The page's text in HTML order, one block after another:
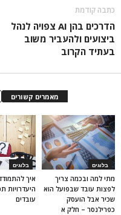
כתבה קודמת
הדרכים בהן AI צפויה לנהל
ביצועים ולהעביר משוב
בעתיד הקרוב
מאמרים קשורים
בלוגים
איך
היעדרויות
עובדים
בלוגים
מתי למה ובכמה צריך
לפצות עובד שבפועל הוא
שכיר אבל הועסק
כפרילנסר – חלק א